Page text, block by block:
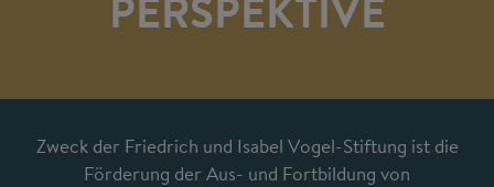
Zweck der Friedrich und Isabel Vogel-Stiftung ist die
Förderung der Aus- und Fortbildung von